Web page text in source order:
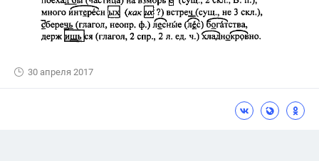
30 апреля 2017